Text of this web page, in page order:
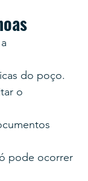
do poço.
o
pode ocorrer